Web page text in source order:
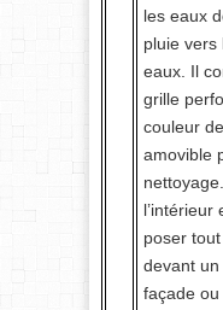
les eaux
pluie vers
eaux. Il
grille
couleur
amovible
l’intérieur
poser
devant
façade